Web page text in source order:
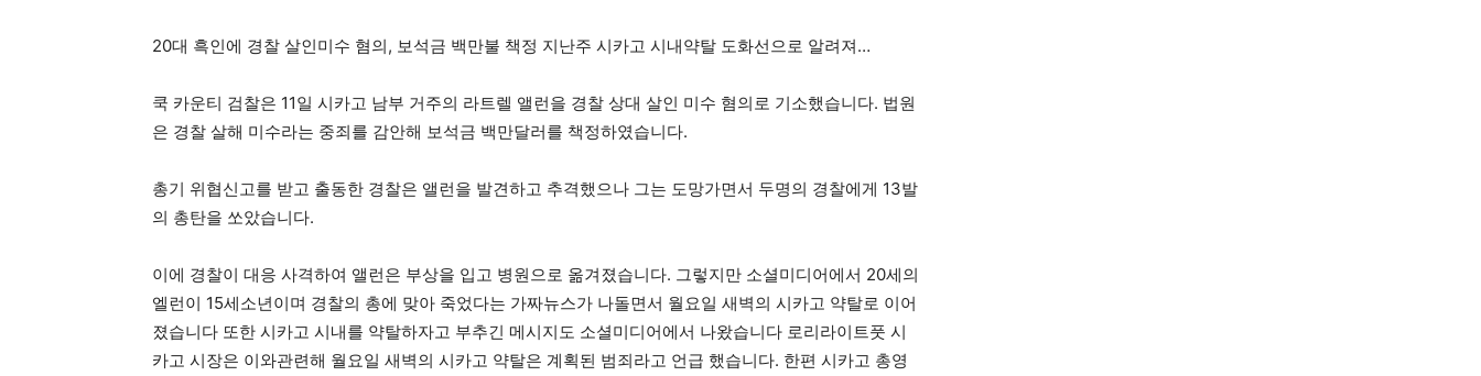
20대 흑인에 경찰 살인미수 혐의, 보석금 백만불 책정 지난주 시카고 시내약탈 도화선으로 알려져…
쿡 카운티 검찰은 11일 시카고 남부 거주의 라트렐 앨런을 경찰 상대 살인 미수 혐의로 기소했습니다. 법원
은 경찰 살해 미수라는 중죄를 감안해 보석금 백만달러를 책정하였습니다.
총기 위협신고를 받고 출동한 경찰은 앨런을 발견하고 추격했으나 그는 도망가면서 두명의 경찰에게 13발
의 총탄을 쏘았습니다.
이에 경찰이 대응 사격하여 앨런은 부상을 입고 병원으로 옮겨졌습니다. 그렇지만 소셜미디어에서 20세의
엘런이 15세소년이며 경찰의 총에 맞아 죽었다는 가짜뉴스가 나돌면서 월요일 새벽의 시카고 약탈로 이어
졌습니다 또한 시카고 시내를 약탈하자고 부추긴 메시지도 소셜미디어에서 나왔습니다 로리라이트풋 시
카고 시장은 이와관련해 월요일 새벽의 시카고 약탈은 계획된 범죄라고 언급 했습니다. 한편 시카고 총영